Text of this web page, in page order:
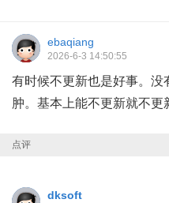
ebaqiang
2026-6-3 14:50:55
有时候不更新也是好事。
肿。基本上能不更新就不更
点评
dksoft